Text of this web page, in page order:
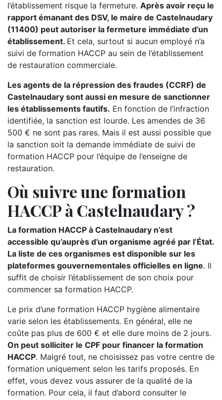
l’établissement risque la fermeture. Après avoir reçu le
rapport émanant des DSV, le maire de Castelnaudary
(11400) peut autoriser la fermeture immédiate d’un
établissement. Et cela, surtout si aucun employé n’a
suivi de formation HACCP au sein de l’établissement
de restauration commerciale.
Les agents de la répression des fraudes (CCRF) de
Castelnaudary sont aussi en mesure de sanctionner
les établissements fautifs. En fonction de l’infraction
identifiée, la sanction est lourde. Les amendes de 36
500 € ne sont pas rares. Mais il est aussi possible que
la sanction soit la demande immédiate de suivi de
formation HACCP pour l’équipe de l’enseigne de
restauration.
Où suivre une formation
HACCP à Castelnaudary ?
La formation HACCP à Castelnaudary n’est
accessible qu’auprès d’un organisme agréé par l’État.
La liste de ces organismes est disponible sur les
plateformes gouvernementales officielles en ligne. Il
suffit de choisir l’établissement de son choix pour
commencer sa formation HACCP.
Le prix d’une formation HACCP hygiène alimentaire
varie selon les établissements. En général, elle ne
coûte pas plus de 600 € et elle dure moins de 2 jours.
On peut solliciter le CPF pour financer la formation
HACCP. Malgré tout, ne choisissez pas votre centre de
formation uniquement selon les tarifs proposés. En
effet, vous devez vous assurer de la qualité de la
formation. Pour cela, il faut d’abord consulter le